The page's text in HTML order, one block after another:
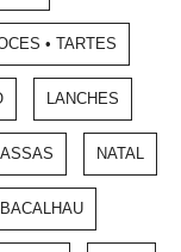
• TARTES
LANCHES
NATAL